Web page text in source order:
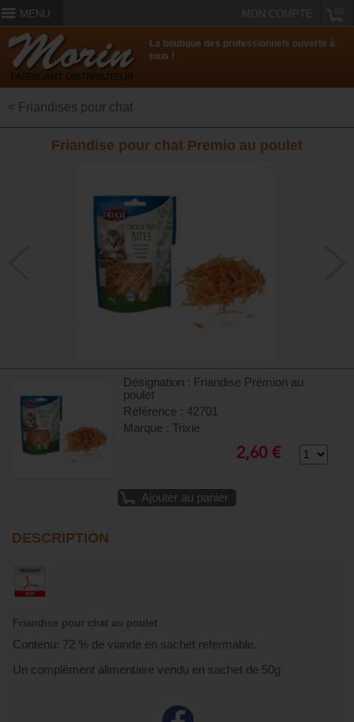
MENU MON COMPTE
La boutique des professionnels ouverte à
tous !
< Friandises pour chat
Friandise pour chat Premio au poulet
Désignation : Friandise Prémion au
poulet
Référence : 42701
Marque : Trixie
2,60 €
Ajouter au panier
DESCRIPTION
Friandise pour chat au poulet
Contenu: 72 % de viande en sachet refermable.
Un complément alimentaire vendu en sachet de 50g